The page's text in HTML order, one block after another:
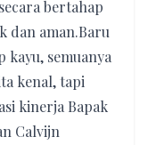
bertahap
dan aman.Baru
kayu, semuanya
kenal, tapi
kinerja Bapak
Calvijn